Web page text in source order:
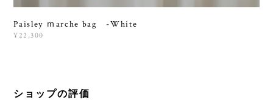
Paisley ｍarche bag -White
¥22,300
ショップの評価